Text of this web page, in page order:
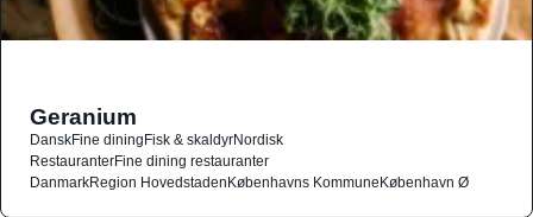
Geranium
DanskFine diningFisk & skaldyrNordisk
RestauranterFine dining restauranter
DanmarkRegion HovedstadenKøbenhavns KommuneKøbenhavn Ø